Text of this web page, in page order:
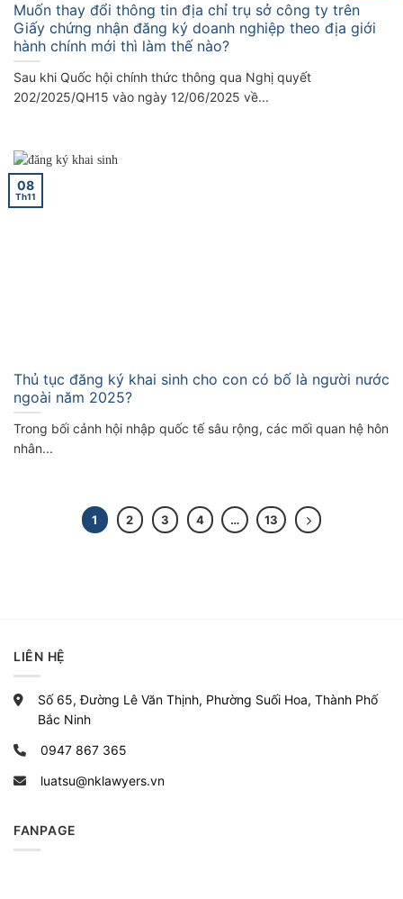
Muốn thay đổi thông tin địa chỉ trụ sở công ty trên
Giấy chứng nhận đăng ký doanh nghiệp theo địa giới
hành chính mới thì làm thế nào?
Sau khi Quốc hội chính thức thông qua Nghị quyết
202/2025/QH15 vào ngày 12/06/2025 về...
Thủ tục đăng ký khai sinh cho con có bố là người nước
ngoài năm 2025?
Trong bối cảnh hội nhập quốc tế sâu rộng, các mối quan hệ hôn
nhân...
08
Th11
1 2 3 4 … 13
LIÊN HỆ
Số 65, Đường Lê Văn Thịnh, Phường Suối Hoa, Thành Phố
Bắc Ninh
0947 867 365
luatsu@nklawyers.vn
FANPAGE